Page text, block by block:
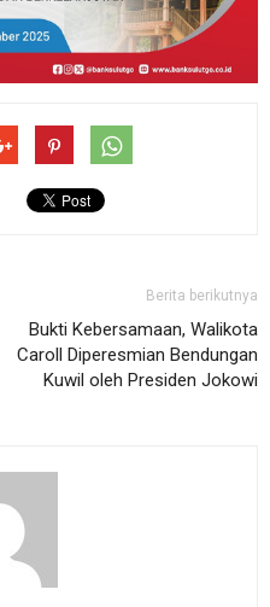
Berita berikutnya
Bukti Kebersamaan, Walikota
Caroll Diperesmian Bendungan
Kuwil oleh Presiden Jokowi